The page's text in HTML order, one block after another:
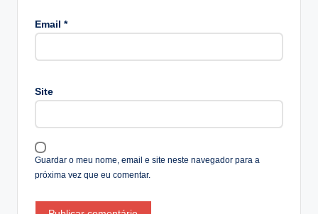
Email *
Site
Guardar o meu nome, email e site neste navegador para a
próxima vez que eu comentar.
e
ti
e
: